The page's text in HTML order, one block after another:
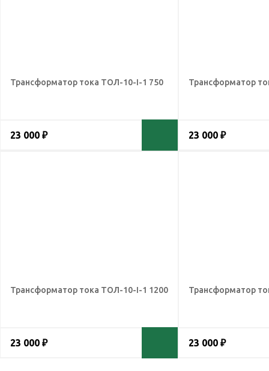
Трансформатор тока ТОЛ-10-I-1 750
23 000 ₽
Трансформатор
23 000 ₽
Трансформатор тока ТОЛ-10-I-1 1200
23 000 ₽
Трансформатор
23 000 ₽